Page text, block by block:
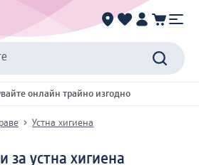
онлайн трайно изгодно
Устна хигиена
за устна хигиена